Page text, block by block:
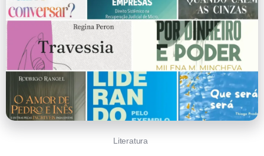
Literatura